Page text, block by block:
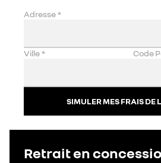
Adresse*
Ville* Code
SIMULER MES FRAIS DE
Retrait en